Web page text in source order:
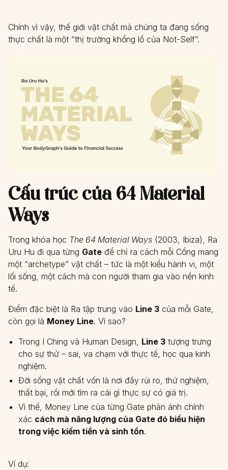
Chính vì vậy, thế giới vật chất mà chúng ta đang sống
thực chất là một “thị trường khổng lồ của Not-Self”.
Cấu trúc của 64 Material
Ways
Trong khóa học The 64 Material Ways (2003, Ibiza), Ra
Uru Hu đi qua từng Gate để chỉ ra cách mỗi Cổng mang
một “archetype” vật chất – tức là một kiểu hành vi, một
lối sống, một cách mà con người tham gia vào nền kinh
tế.
Điểm đặc biệt là Ra tập trung vào Line 3 của mỗi Gate,
còn gọi là Money Line. Vì sao?
Trong I Ching và Human Design, Line 3 tượng trưng
cho sự thử – sai, va chạm với thực tế, học qua kinh
nghiệm.
Đời sống vật chất vốn là nơi đầy rủi ro, thử nghiệm,
thất bại, rồi mới tìm ra cái gì thực sự có giá trị.
Vì thế, Money Line của từng Gate phản ánh chính
xác cách mà năng lượng của Gate đó biểu hiện
trong việc kiếm tiền và sinh tồn.
Ví dụ: